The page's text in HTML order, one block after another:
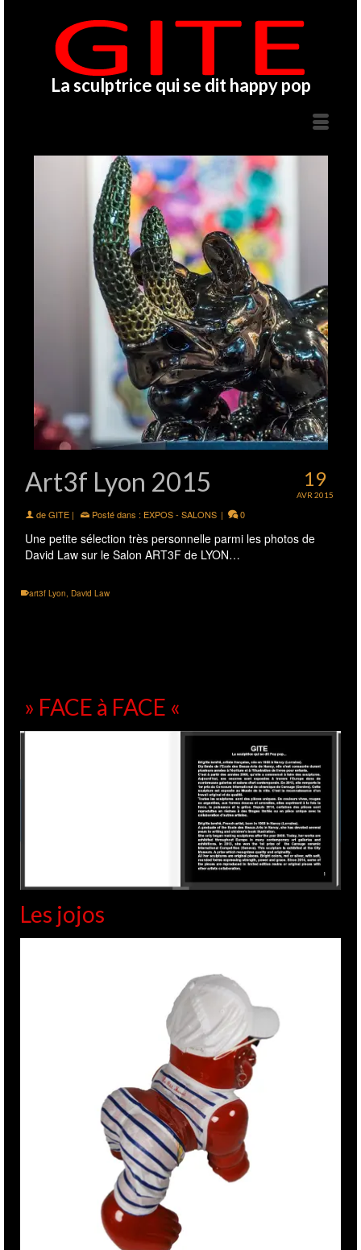
La sculptrice qui se dit happy pop
19
AVR 2015
Art3f Lyon 2015
deGITE | Posté dans : EXPOS - SALONS | 0
Une petite sélection très personnelle parmi les photos de
David Law sur le Salon ART3F de LYON…
art3f Lyon, David Law
» FACE à FACE «
Les jojos